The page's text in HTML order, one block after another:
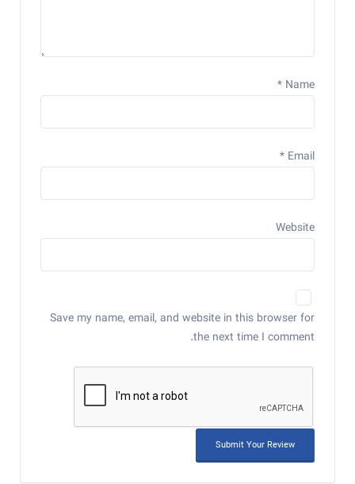
Name
*
Email
*
Website
Save my name, email, and website in this browser for
the next time I comment.